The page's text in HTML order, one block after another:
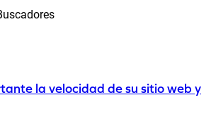
la velocidad de su sitio web y